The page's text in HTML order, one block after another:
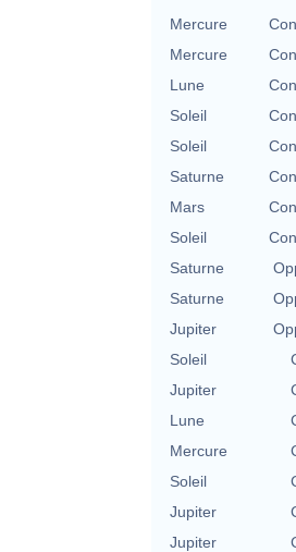
Mercure
Mercure
Lune
Soleil
Soleil
Saturne
Mars
Soleil
Saturne
Saturne
Jupiter
Soleil
Jupiter
Lune
Mercure
Soleil
Jupiter
Jupiter